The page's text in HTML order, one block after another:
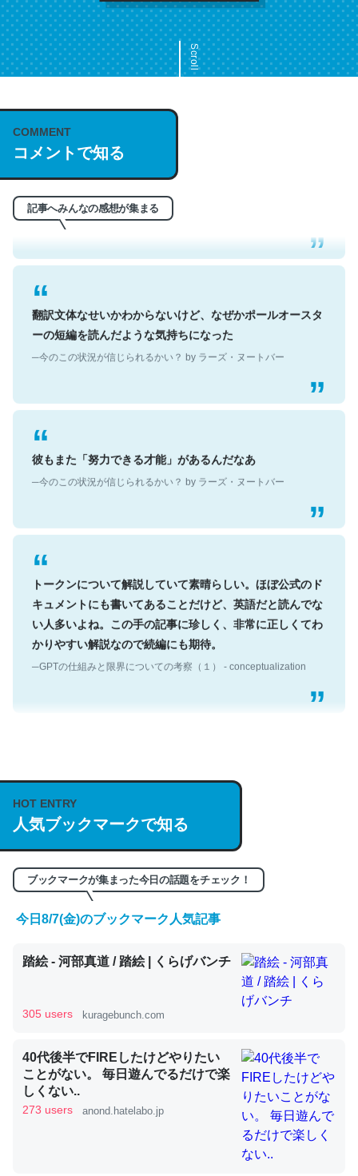
Scroll
COMMENT
コメントで知る
記事へみんなの感想が集まる
これは名文。彼はとてもクレバーなんだろうなと凄く思
う。英語少しでも読める人は原文もお勧め。自分はこの流
れ好き。Let’s Fucking Go. Then Covid hit. Shit.
─今のこの状況が信じられるかい？ by ラーズ・ヌートバー
翻訳文体なせいかわからないけど、なぜかポールオースタ
ーの短編を読んだような気持ちになった
─今のこの状況が信じられるかい？ by ラーズ・ヌートバー
彼もまた「努力できる才能」があるんだなあ
─今のこの状況が信じられるかい？ by ラーズ・ヌートバー
トークンについて解説していて素晴らしい。ほぼ公式のド
キュメントにも書いてあることだけど、英語だと読んでな
い人多いよね。この手の記事に珍しく、非常に正しくてわ
かりやすい解説なので続編にも期待。
─GPTの仕組みと限界についての考察（１） - conceptualization
説してる記事が少ないので貴重な良記事。/続編来た
https://isobe324649.hatenablog.com/entry/2023/03/27
/064121
─GPTの仕組みと限界についての考察（１） - conceptualization
くらい。小説でいう「ずっと前の伏線」は回収されないけ
ど、短期記憶というには多い分量。進化すればするほど分
昆虫ってカルシウム少ないのか。知らんかった。調べたら
コオロギのカルシウム分はエビの600分の1程度。
HOT ENTRY
人気ブックマークで知る
ブックマークが集まった今日の話題をチェック！
今日8/7(金)のブックマーク人気記事
踏絵 - 河部真道 / 踏絵 | くらげバンチ
305 users kuragebunch.com
40代後半でFIREしたけどやりたい
ことがない。 毎日遊んでるだけで楽
しくない..
273 users anond.hatelabo.jp